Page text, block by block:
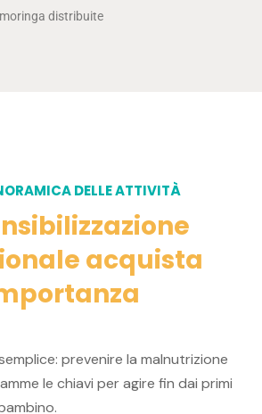
distribuite
ORAMICADELLEATTIVITÀ
nsibilizzazione
ionale acquista
portanza
prevenire la malnutrizione
le chiavi per agire fin dai primi